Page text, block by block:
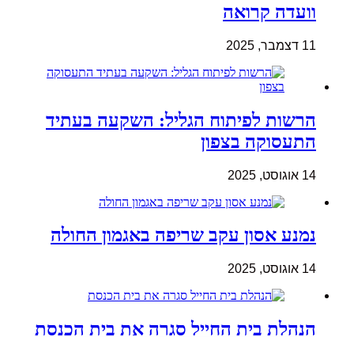
וועדה קרואה
11 דצמבר, 2025
הרשות לפיתוח הגליל: השקעה בעתיד
התעסוקה בצפון
14 אוגוסט, 2025
נמנע אסון עקב שריפה באגמון החולה
14 אוגוסט, 2025
הנהלת בית החייל סגרה את בית הכנסת